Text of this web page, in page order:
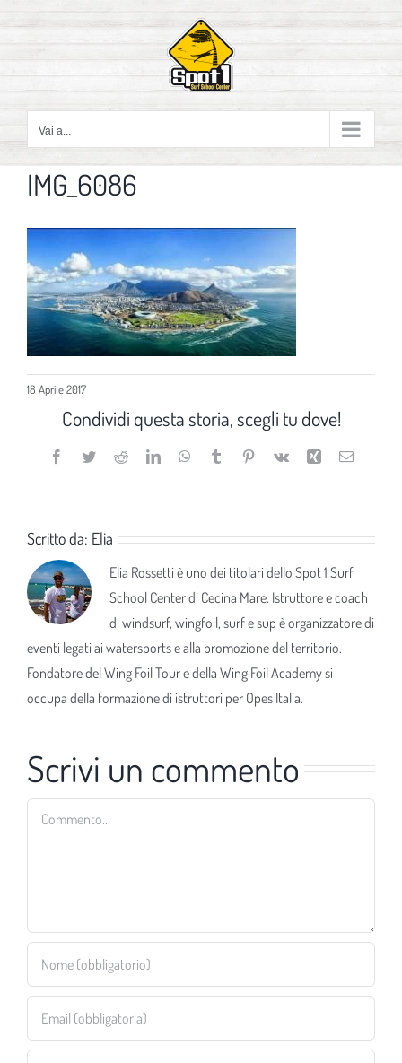
contenuto
Vai a...
IMG_6086
18 Aprile 2017
Condividi questa storia, scegli tu dove!
Facebook
TwitterRedditLinkedInWhatsApp
TumblrPinterest
Vk Xing Email
Scritto da: Elia
Elia Rossetti è uno dei titolari dello Spot 1 Surf
School Center di Cecina Mare. Istruttore e coach
di windsurf, wingfoil, surf e sup è organizzatore di
eventi legati ai watersports e alla promozione del territorio.
Fondatore del Wing Foil Tour e della Wing Foil Academy si
occupa della formazione di istruttori per Opes Italia.
Scrivi un commento
Commento